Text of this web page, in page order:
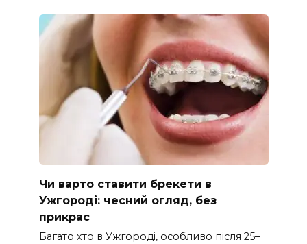
Чи варто ставити брекети в
Ужгороді: чесний огляд, без
прикрас
Багато хто в Ужгороді, особливо після 25–